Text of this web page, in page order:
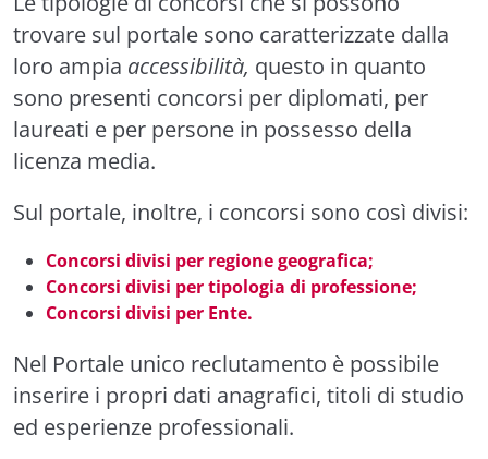
trovare sul portale sono caratterizzate dalla
loro ampia accessibilità, questo in quanto
sono presenti concorsi per diplomati, per
laureati e per persone in possesso della
licenza media.
Sul portale, inoltre, i concorsi sono così divisi:
Concorsi divisi per regione geografica;
Concorsi divisi per tipologia di professione;
Concorsi divisi per Ente.
Nel Portale unico reclutamento è possibile
inserire i propri dati anagrafici, titoli di studio
ed esperienze professionali.